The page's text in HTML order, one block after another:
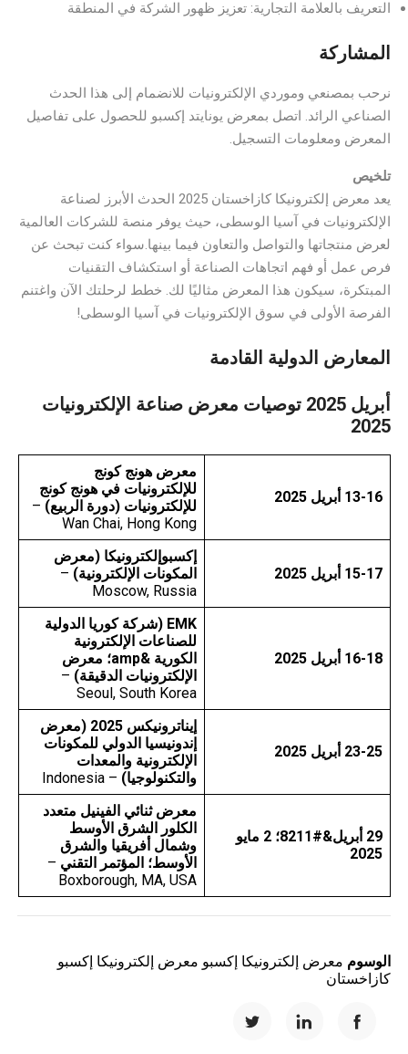
التعريف بالعلامة التجارية: تعزيز ظهور الشركة في المنطقة
المشاركة
نرحب بمصنعي وموردي الإلكترونيات للانضمام إلى هذا الحدث
الصناعي الرائد. اتصل بمعرض يونايتد إكسبو للحصول على تفاصيل
المعرض ومعلومات التسجيل.
تلخيص
يعد معرض إلكترونيكا كازاخستان 2025 الحدث الأبرز لصناعة
الإلكترونيات في آسيا الوسطى، حيث يوفر منصة للشركات العالمية
لعرض منتجاتها والتواصل والتعاون فيما بينها.سواء كنت تبحث عن
فرص عمل أو فهم اتجاهات الصناعة أو استكشاف التقنيات
المبتكرة، سيكون هذا المعرض مثاليًا لك. خطط لرحلتك الآن واغتنم
الفرصة الأولى في سوق الإلكترونيات في آسيا الوسطى!
المعارض الدولية القادمة
أبريل 2025 توصيات معرض صناعة الإلكترونيات
2025
13-16 أبريل 2025
معرض هونج كونج
للإلكترونيات في هونج كونج
للإلكترونيات (دورة الربيع) –
Wan Chai, Hong Kong
15-17 أبريل 2025
إكسبوإلكترونيكا (معرض
المكونات الإلكترونية) –
Moscow, Russia
16-18 أبريل 2025
EMK ( شركة كوريا الدولية
للصناعات الإلكترونية
الكورية
&amp؛ معرض
الإلكترونيات الدقيقة) –
Seoul, South Korea
23-25 أبريل 2025
إيناترونيكس 2025
(معرض
إندونيسيا الدولي للمكونات
الإلكترونية والمعدات
والتكنولوجيا) – Indonesia
29 أبريل&#8211؛ 2 مايو
2025
معرض ثنائي الفينيل متعدد
الكلور الشرق الأوسط
وشمال أفريقيا والشرق
الأوسط؛ المؤتمر التقني –
Boxborough, MA, USA
الوسوم معرض إلكترونيكا إكسبو معرض إلكترونيكا إكسبو
كازاخستان